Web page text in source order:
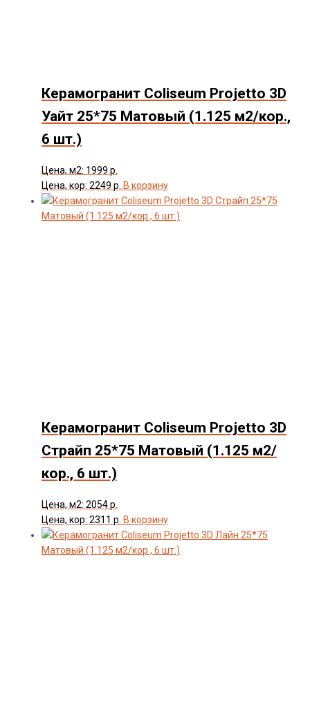
Показать
Керамогранит Coliseum Projetto 3D
Уайт 25*75 Матовый (1.125 м2/кор.,
6 шт.)
Цена, м2: 1999 р.
Цена, кор: 2249 р. В корзину
Керамогранит Coliseum Projetto 3D
Страйп 25*75 Матовый (1.125 м2/
кор., 6 шт.)
Цена, м2: 2054 р.
Цена, кор: 2311 р. В корзину